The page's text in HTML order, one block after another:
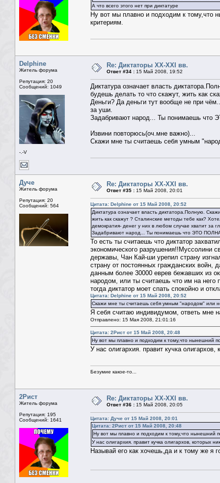
А что всего этого нет при диктатуре
Ну вот мы плавно и подходим к тому,что
критериям.
Delphine
Житель форума
Репутация: 20
Сообщений: 1049
-.-V
Re: Диктаторы XX-XXI вв.
Ответ #34 : 15 Май 2008, 19:52
Диктатура означает власть
будешь делать то что скажут, жить как
Деньги? Да деньги тут вообще не при
за уши.
Задабривают народ... Ты понимаешь что
Извини повторюсь(оч.мне важно)...
Скажи мне ты считаешь себя умным
Дуче
Житель форума
Репутация: 20
Сообщений: 564
Re: Диктаторы XX-XXI вв.
Ответ #35 : 15 Май 2008, 20:01
Цитата: Delphine от 15 Май 2008, 20:52
Диктатура означает власть диктатора.Полную.
жить как скажут ? Сталинские методы тебе как?
демократия- денег у них в любом случае хватит за
Задабривают народ... Ты понимаешь что ЭТО
То есть ты считаешь что диктатор
экономического разрушения!!Муссолини
державы, Чан Кай-ши урепил страну
страну от постоянных гражданских
данным более 30000 еврев бежавших из
народом, или ты считаешь что им на него
тогда диктатор моет спать спокойно и
Цитата: Delphine от 15 Май 2008, 20:52
Скажи мне ты считаешь себя умным "народом" или
Я себя считаю индивидумом, ответь мне
Отправлено: 15 Мая 2008, 21:01:16
Цитата: 2Рист от 15 Май 2008, 20:48
Ну вот мы плавно и подходим к тому,что нынешний
У нас олигархия. правит кучка олигархов,
Безумие какое-то...
2Рист
Житель форума
Репутация: 195
Сообщений: 1641
Re: Диктаторы XX-XXI вв.
Ответ #36 : 15 Май 2008, 20:05
Цитата: Дуче от 15 Май 2008, 20:01
Цитата: 2Рист от 15 Май 2008, 20:48
Ну вот мы плавно и подходим к тому,что нынешний
У нас олигархия. правит кучка олигархов, которых
Называй его как хочешь,да и к тому же я